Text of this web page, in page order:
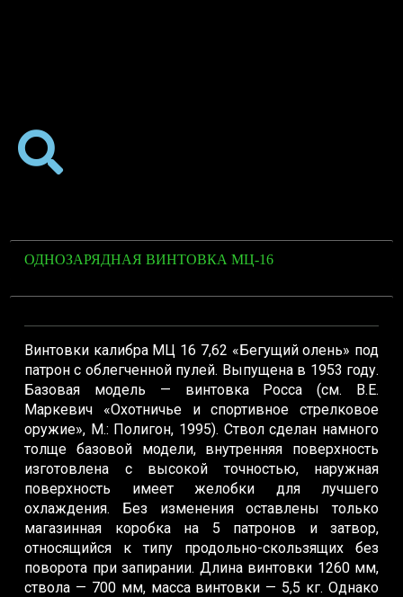
ОДНОЗАРЯДНАЯ ВИНТОВКА МЦ-16
Винтовки калибра МЦ 16 7,62 «Бегущий олень» под
патрон с облегченной пулей. Выпущена в 1953 году.
Базовая модель — винтовка Росса (см. В.Е.
Маркевич «Охотничье и спортивное стрелковое
оружие», М.: Полигон, 1995). Ствол сделан намного
толще базовой модели, внутренняя поверхность
изготовлена с высокой точностью, наружная
поверхность имеет желобки для лучшего
охлаждения. Без изменения оставлены только
магазинная коробка на 5 патронов и затвор,
относящийся к типу продольно-скользящих без
поворота при запирании. Длина винтовки 1260 мм,
ствола — 700 мм, масса винтовки — 5,5 кг. Однако